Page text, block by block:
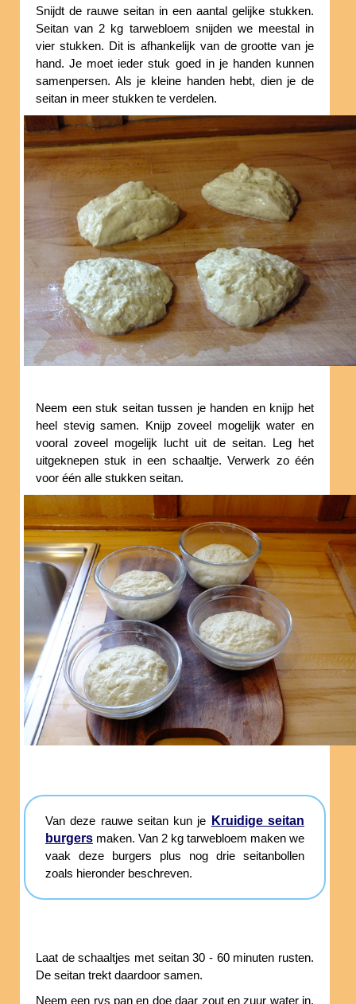
Snijdt de rauwe seitan in een aantal gelijke stukken.
Seitan van 2 kg tarwebloem snijden we meestal in
vier stukken. Dit is afhankelijk van de grootte van je
hand. Je moet ieder stuk goed in je handen kunnen
samenpersen. Als je kleine handen hebt, dien je de
seitan in meer stukken te verdelen.
Neem een stuk seitan tussen je handen en knijp het
heel stevig samen. Knijp zoveel mogelijk water en
vooral zoveel mogelijk lucht uit de seitan. Leg het
uitgeknepen stuk in een schaaltje. Verwerk zo één
voor één alle stukken seitan.
Van deze rauwe seitan kun je
Kruidige seitan
burgers maken. Van 2 kg tarwebloem maken we
vaak deze burgers plus nog drie seitanbollen
zoals hieronder beschreven.
Laat de schaaltjes met seitan 30 - 60 minuten rusten.
De seitan trekt daardoor samen.
Neem een rvs pan en doe daar zout en zuur water in.